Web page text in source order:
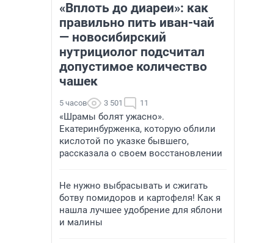
«Вплоть до диареи»: как
правильно пить иван-чай
— новосибирский
нутрициолог подсчитал
допустимое количество
чашек
5 часов 3 501 11
«Шрамы болят ужасно».
Екатеринбурженка, которую облили
кислотой по указке бывшего,
рассказала о своем восстановлении
Не нужно выбрасывать и сжигать
ботву помидоров и картофеля! Как я
нашла лучшее удобрение для яблони
и малины